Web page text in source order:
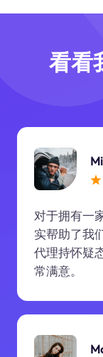
看看
对于拥有一
实帮助了我
代理持怀疑
常满意。